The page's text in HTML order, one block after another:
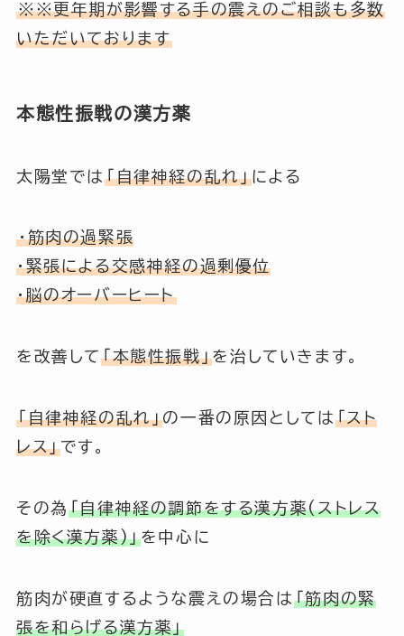
※※更年期が影響する手の震えのご相談も多数
いただいております
本態性振戦の漢方薬
太陽堂では 「自律神経の乱れ」による
・筋肉の過緊張
・緊張による交感神経の過剰優位
・脳のオーバーヒート
を改善して 「本態性振戦」を治していきます。
「自律神経の乱れ」の一番の原因としては 「スト
レス」です。
その為 「自律神経の調節をする漢方薬(ストレス
を除く漢方薬)」を中心に
筋肉が硬直するような震えの場合は 「筋肉の緊
張を和らげる漢方薬」